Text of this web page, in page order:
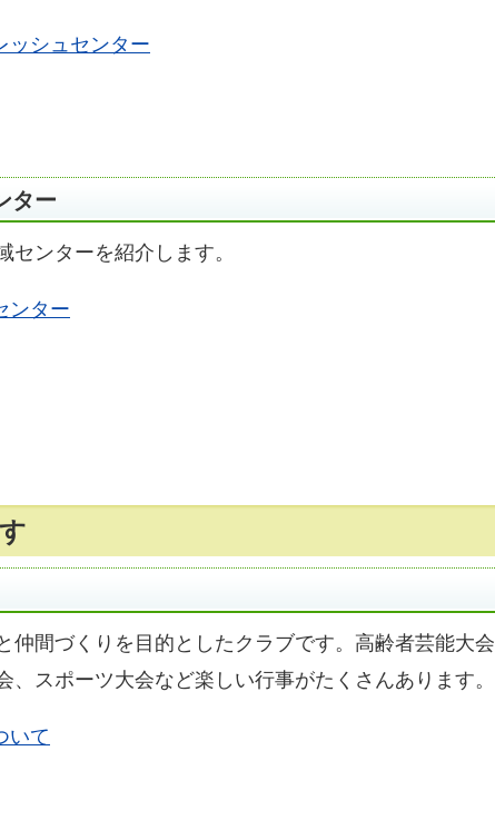
ッシュセンター
ター
センターを紹介します。
ンター
仲間づくりを目的としたクラブです。高齢者芸能大会
、スポーツ大会など楽しい行事がたくさんあります。
いて